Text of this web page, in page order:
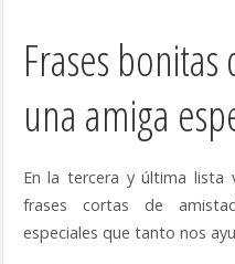
Frases
una amiga
En la tercera y última lista
frases cortas de
especiales que tanto nos